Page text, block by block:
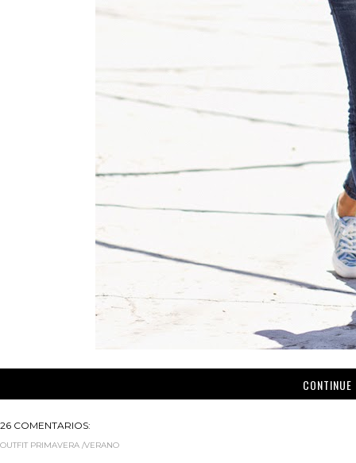
CONTINUE
26 COMENTARIOS:
OUTFIT PRIMAVERA /VERANO